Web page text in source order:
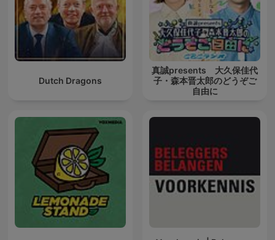
Dutch Dragons
真誠presents 大久保佳代
子・森本晋太郎のどうぞご
自由に